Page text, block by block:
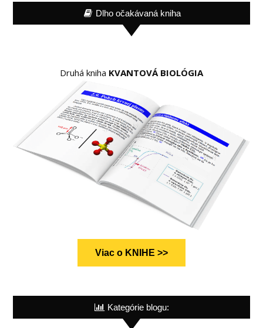
Dlho očakávaná kniha
Druhá kniha KVANTOVÁ BIOLÓGIA
Viac o KNIHE >>
Kategórie blogu: